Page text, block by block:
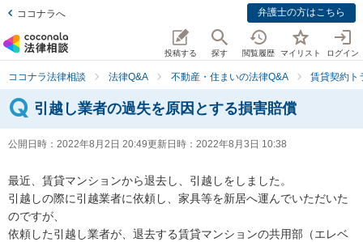
ココナラへ 弁護士の方はこちら
投稿する 探す 閲覧履歴 マイリスト ログイン
ココナラ法律相談 法律Q&A 不動産・住まいの法律Q&A 賃貸契約ト
引越し業者の過失を原因とする損害賠償
公開日時： 2022年8月2日 20:49更新日時： 2022年8月3日 10:38
最近、賃貸マンションから退去し、引越しをしました。
引越しの際に引越業者に依頼し、家具等を新居へ運んでいただいた
のですが、
依頼した引越し業者が、退去する賃貸マンションの共用部（エレベ